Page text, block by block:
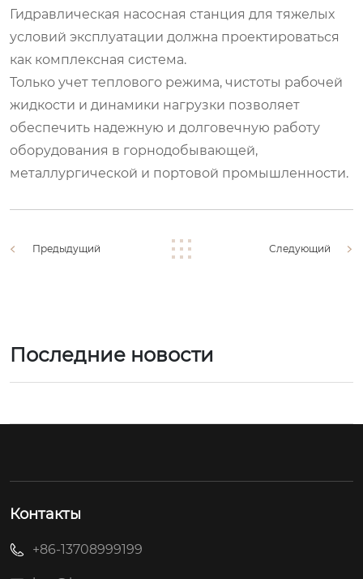
Гидравлическая насосная станция для тяжелых
условий эксплуатации должна проектироваться
как комплексная система.
Только учет теплового режима, чистоты рабочей
жидкости и динамики нагрузки позволяет
обеспечить надежную и долговечную работу
оборудования в горнодобывающей,
металлургической и портовой промышленности.
Предыдущий Следующий
Последние новости
Контакты
+86-13708999199